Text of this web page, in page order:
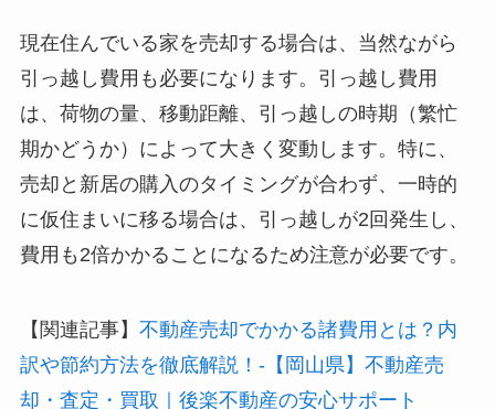
現在住んでいる家を売却する場合は、当然ながら
引っ越し費用も必要になります。引っ越し費用
は、荷物の量、移動距離、引っ越しの時期（繁忙
期かどうか）によって大きく変動します。特に、
売却と新居の購入のタイミングが合わず、一時的
に仮住まいに移る場合は、引っ越しが2回発生し、
費用も2倍かかることになるため注意が必要です。
【関連記事】 不動産売却でかかる諸費用とは？内
訳や節約方法を徹底解説！-【岡山県】不動産売
却・査定・買取｜後楽不動産の安心サポート